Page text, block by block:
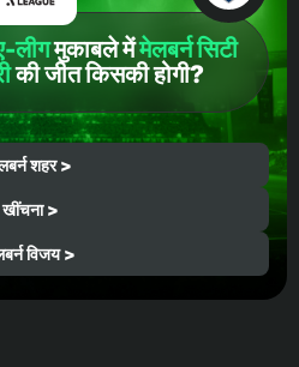
लीगमुकाबले मेंमेलबर्न सिटी
की जीत किसकी होगी?
शहर >
खींचना >
विजय >